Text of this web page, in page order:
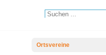
Ortsvereine